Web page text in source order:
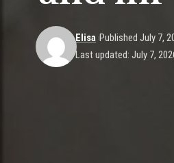
Last updated: July 7,
Elisa Published July 7,